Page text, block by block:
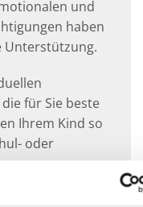
und
haben
Unterstützung.
für Sie beste
Ihrem Kind so
oder